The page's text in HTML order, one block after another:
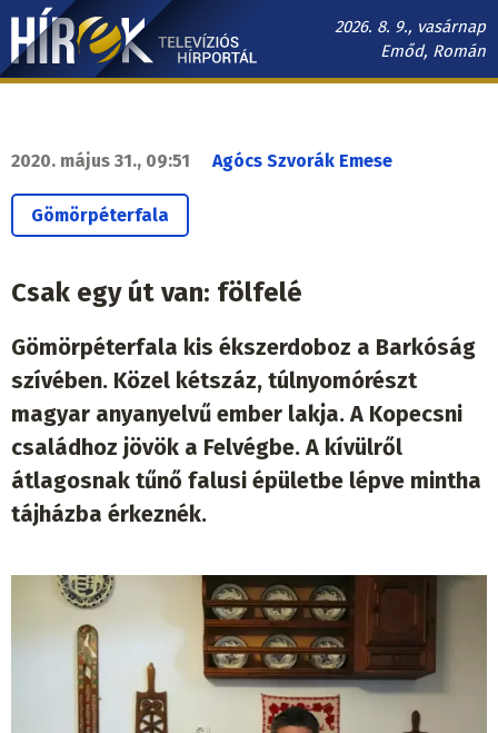
Ugrás
tartalomra
2026. 8. 9., vasárnap
Emőd, Román
Hírek.sk
navigáció
2020. május 31., 09:51 Agócs Szvorák Emese
Gömörpéterfala
Csak egy út van: fölfelé
Gömörpéterfala kis ékszerdoboz a Barkóság
szívében. Közel kétszáz, túlnyomórészt
magyar anyanyelvű ember lakja. A Kopecsni
családhoz jövök a Felvégbe. A kívülről
átlagosnak tűnő falusi épületbe lépve mintha
tájházba érkeznék.